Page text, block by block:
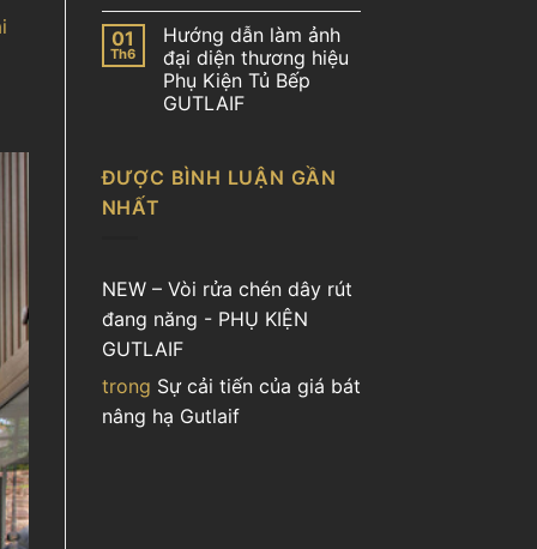
01
Th6
Hướng dẫn làm ảnh
đại diện thương hiệu
Phụ Kiện Tủ Bếp
GUTLAIF
ĐƯỢC BÌNH LUẬN GẦN
NHẤT
NEW – Vòi rửa chén dây rút
đang năng - PHỤ KIỆN
GUTLAIF
trong Sự cải tiến của giá bát
nâng hạ Gutlaif